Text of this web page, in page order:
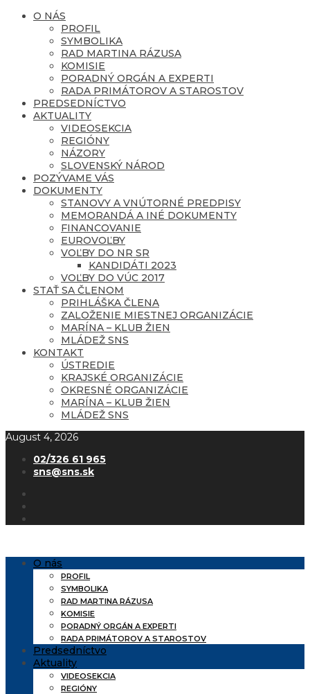
O NÁS
PROFIL
SYMBOLIKA
RAD MARTINA RÁZUSA
KOMISIE
PORADNÝ ORGÁN A EXPERTI
RADA PRIMÁTOROV A STAROSTOV
PREDSEDNÍCTVO
AKTUALITY
VIDEOSEKCIA
REGIÓNY
NÁZORY
SLOVENSKÝ NÁROD
POZÝVAME VÁS
DOKUMENTY
STANOVY A VNÚTORNÉ PREDPISY
MEMORANDÁ A INÉ DOKUMENTY
FINANCOVANIE
EUROVOĽBY
VOĽBY DO NR SR
KANDIDÁTI 2023
VOĽBY DO VÚC 2017
STAŤ SA ČLENOM
PRIHLÁŠKA ČLENA
ZALOŽENIE MIESTNEJ ORGANIZÁCIE
MARÍNA – KLUB ŽIEN
MLÁDEŽ SNS
KONTAKT
ÚSTREDIE
KRAJSKÉ ORGANIZÁCIE
OKRESNÉ ORGANIZÁCIE
MARÍNA – KLUB ŽIEN
MLÁDEŽ SNS
August 4, 2026
02/326 61 965
sns@sns.sk
O nás
PROFIL
SYMBOLIKA
RAD MARTINA RÁZUSA
KOMISIE
PORADNÝ ORGÁN A EXPERTI
RADA PRIMÁTOROV A STAROSTOV
Predsedníctvo
Aktuality
VIDEOSEKCIA
REGIÓNY